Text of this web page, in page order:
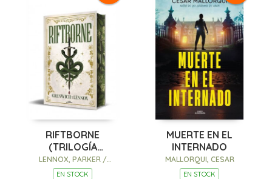
RIFTBORNE
(TRILOGÍA
ESPRITHEAN 1)
LENNOX, PARKER /
GRENWICH, BREE
EN STOCK
MUERTE EN EL
INTERNADO
MALLORQUI, CESAR
EN STOCK